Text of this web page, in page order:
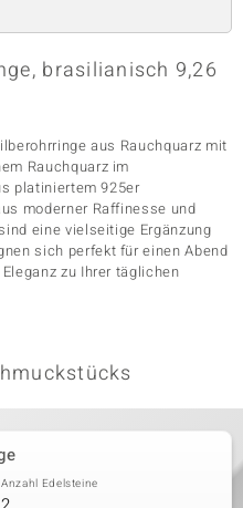
brasilianisch 9,26
aus Rauchquarz mit
Rauchquarz im
platiniertem 925er
moderner Raffinesse und
eine vielseitige Ergänzung
sich perfekt für einen Abend
zu Ihrer täglichen
Anzahl Edelsteine